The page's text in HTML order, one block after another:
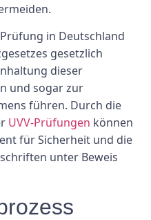
in Deutschland
gesetzlich
dieser
und sogar zur
führen. Durch die
UVV-Prüfungen können
für Sicherheit und die
unter Beweis